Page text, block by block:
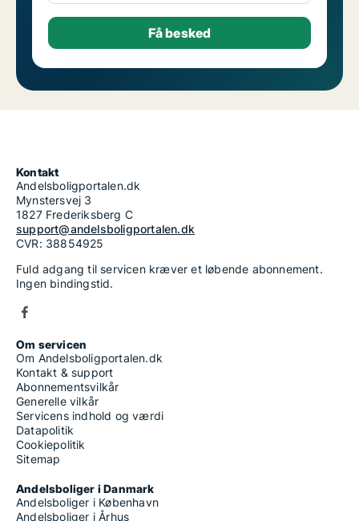
Kontakt
Andelsboligportalen.dk
Mynstersvej 3
1827 Frederiksberg C
support@andelsboligportalen.dk
CVR: 38854925
Fuld adgang til servicen kræver et løbende abonnement.
Ingen bindingstid.
Om servicen
Om Andelsboligportalen.dk
Kontakt & support
Abonnementsvilkår
Generelle vilkår
Servicens indhold og værdi
Datapolitik
Cookiepolitik
Sitemap
Andelsboliger i Danmark
Andelsboliger i København
Andelsboliger i Århus